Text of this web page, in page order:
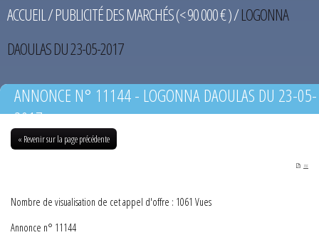
ACCUEIL/PUBLICITÉ DES MARCHÉS (< 90 000 € )/LOGONNA
DAOULAS DU 23-05-2017
ANNONCE N° 11144 - LOGONNA DAOULAS DU 23-05-
2017
« Revenir sur la page précédente
PDF
Nombre de visualisation de cet appel d'offre : 1061 Vues
Annonce n° 11144